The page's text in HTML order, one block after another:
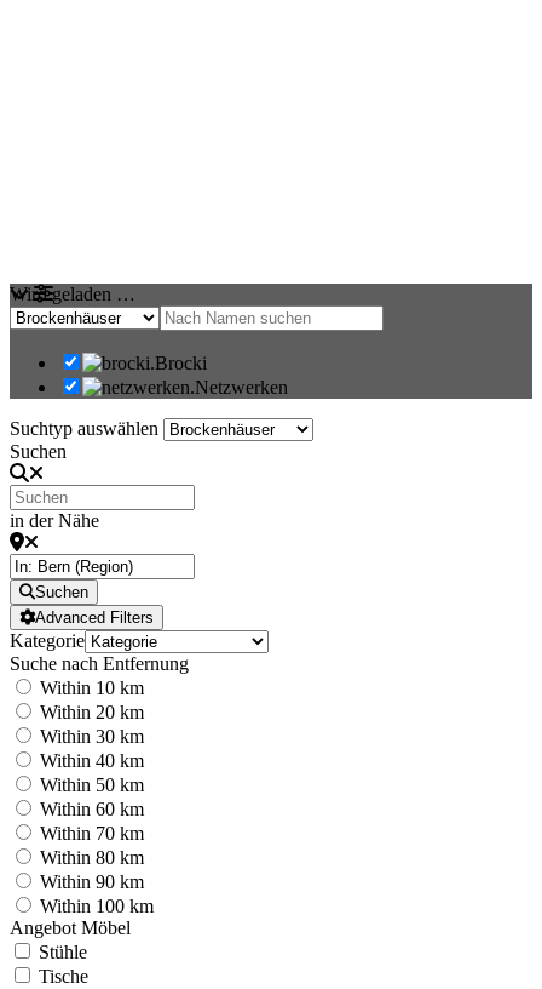
Wird geladen …
Brocki
Netzwerken
Suchtyp auswählen
Suchen
in der Nähe
Suchen
Advanced Filters
Kategorie
Suche nach Entfernung
Within 10 km
Within 20 km
Within 30 km
Within 40 km
Within 50 km
Within 60 km
Within 70 km
Within 80 km
Within 90 km
Within 100 km
Angebot Möbel
Stühle
Tische